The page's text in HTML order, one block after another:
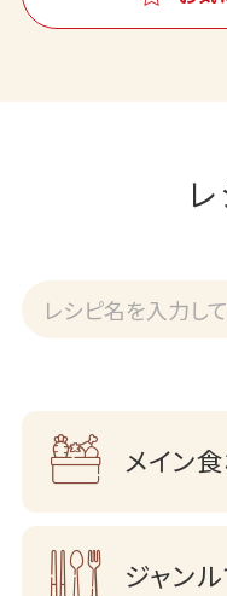
メイン
ジャン